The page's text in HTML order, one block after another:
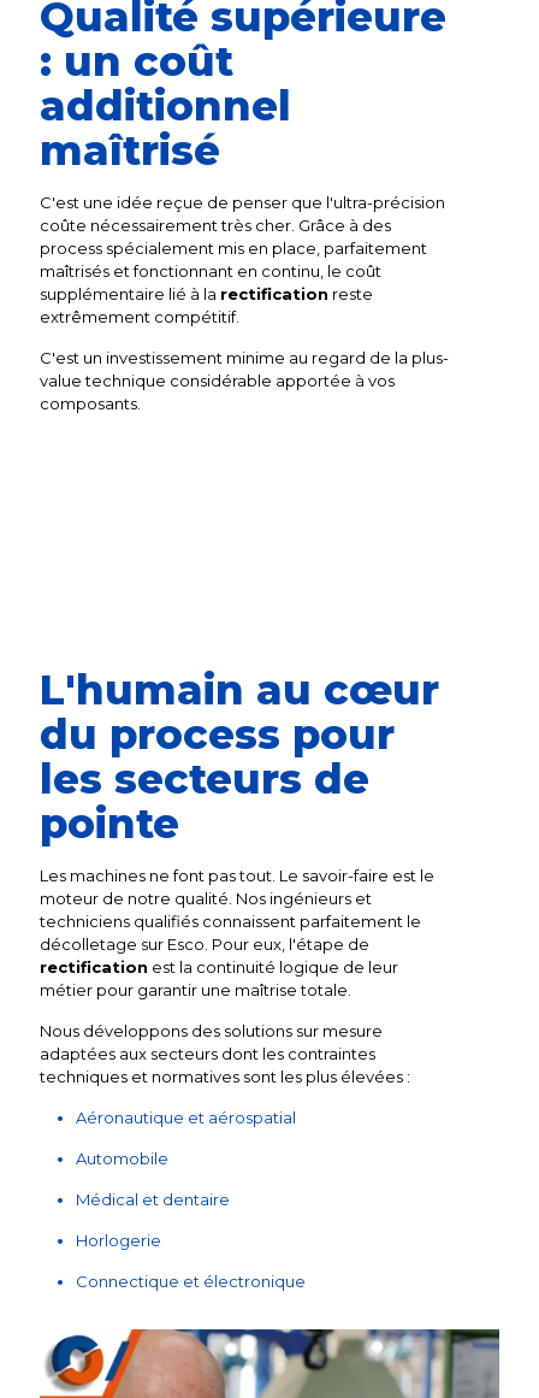
Qualité supérieure
: un coût
additionnel
maîtrisé
C'est une idée reçue de penser que l'ultra-précision
coûte nécessairement très cher. Grâce à des
process spécialement mis en place, parfaitement
maîtrisés et fonctionnant en continu, le coût
supplémentaire lié à la rectification reste
extrêmement compétitif.
C'est un investissement minime au regard de la plus-
value technique considérable apportée à vos
composants.
L'humain au cœur
du process pour
les secteurs de
pointe
Les machines ne font pas tout. Le savoir-faire est le
moteur de notre qualité. Nos ingénieurs et
techniciens qualifiés connaissent parfaitement le
décolletage sur Esco. Pour eux, l'étape de
rectification est la continuité logique de leur
métier pour garantir une maîtrise totale.
Nous développons des solutions sur mesure
adaptées aux secteurs dont les contraintes
techniques et normatives sont les plus élevées :
Aéronautique et aérospatial
Automobile
Médical et dentaire
Horlogerie
Connectique et électronique